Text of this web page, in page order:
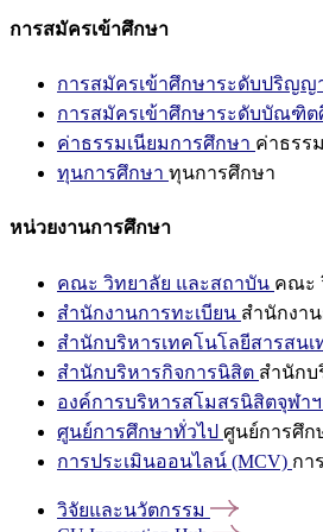
การสมัครเข้าศึกษา
การสมัครเข้าศึกษาระดับปริญ
การสมัครเข้าศึกษาระดับบัณฑิต
ค่าธรรมเนียมการศึกษา ค่าธรร
ทุนการศึกษา ทุนการศึกษา
หน่วยงานการศึกษา
คณะ วิทยาลัย และสถาบัน คณะ
สำนักงานการทะเบียน สำนักงา
สำนักบริหารเทคโนโลยีสารสนเ
สำนักบริหารกิจการนิสิต สำนักบ
องค์การบริหารสโมสรนิสิตจุฬา
ศูนย์การศึกษาทั่วไป ศูนย์การศึก
การประเมินออนไลน์ (MCV) กา
วิจัยและนวัตกรรม